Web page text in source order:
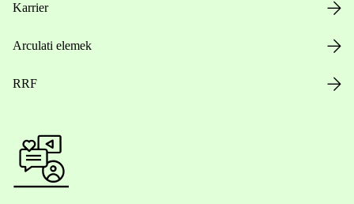
Karrier
Arculati elemek
RRF